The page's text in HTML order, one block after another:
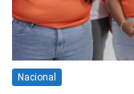
Nacional